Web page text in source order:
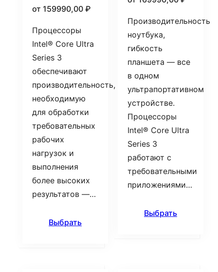
от 159990,00 ₽
Процессоры
Intel® Core Ultra
Series 3
обеспечивают
производительность,
необходимую
для обработки
требовательных
рабочих
нагрузок и
выполнения
более высоких
результатов —…
Выбрать
Производительность
ноутбука,
гибкость
планшета — все
в одном
ультрапортативном
устройстве.
Процессоры
Intel® Core Ultra
Series 3
работают с
требовательными
приложениями…
Выбрать